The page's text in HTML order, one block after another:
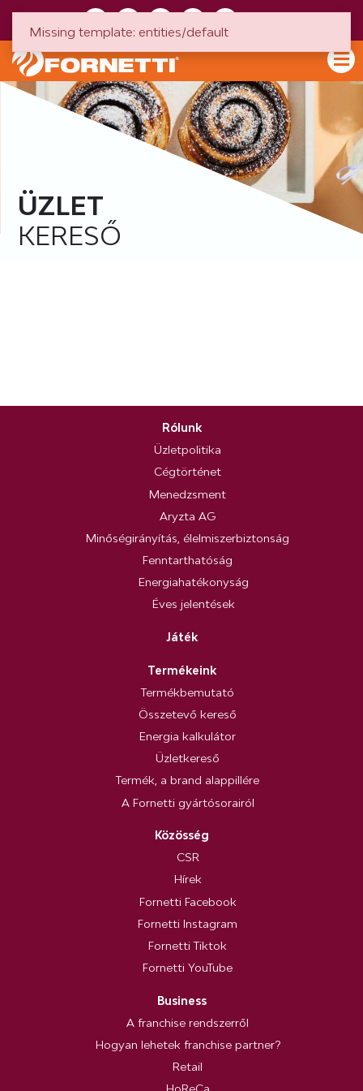
ÜZLET
KERESŐ
Rólunk
Üzletpolitika
Cégtörténet
Menedzsment
Aryzta AG
Minőségirányítás, élelmiszerbiztonság
Fenntarthatóság
Energiahatékonyság
Éves jelentések
Játék
Termékeink
Termékbemutató
Összetevő kereső
Energia kalkulátor
Üzletkereső
Termék, a brand alappillére
A Fornetti gyártósorairól
Közösség
CSR
Hírek
Fornetti Facebook
Fornetti Instagram
Fornetti Tiktok
Fornetti YouTube
Business
A franchise rendszerről
Hogyan lehetek franchise partner?
Retail
Missing template: entities/default